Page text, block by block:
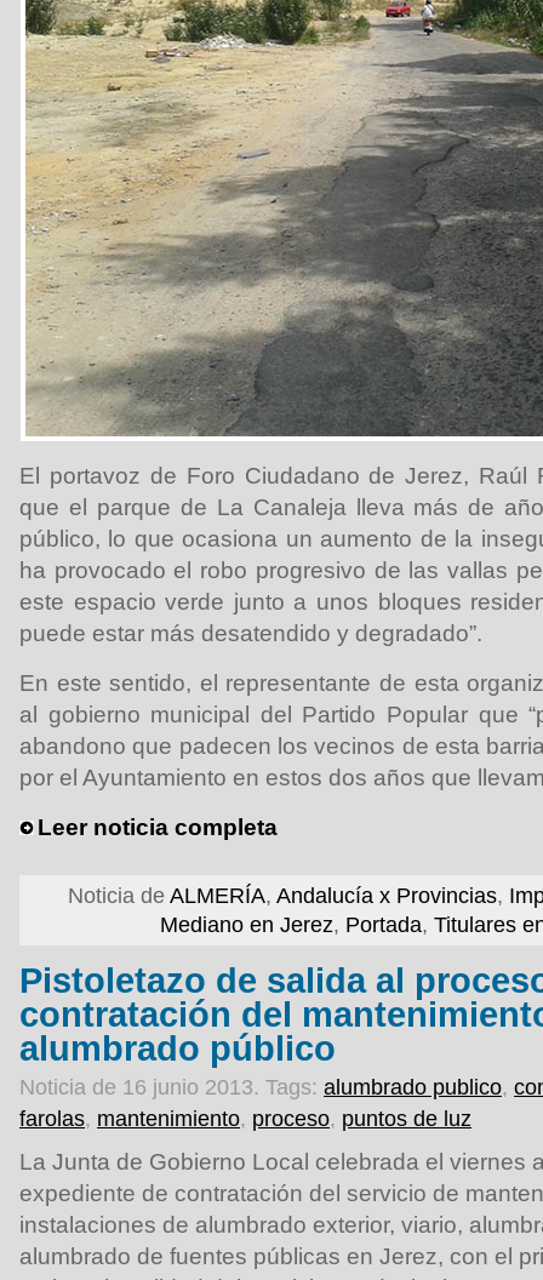
El portavoz de Foro Ciudadano de Jerez, Raúl
que el parque de La Canaleja lleva más de
público, lo que ocasiona un aumento de la
ha provocado el robo progresivo de las vallas
este espacio verde junto a unos bloques
puede estar más desatendido y degradado”.
En este sentido, el representante de esta
al gobierno municipal del Partido Popular que
abandono que padecen los vecinos de esta
por el Ayuntamiento en estos dos años que
Leer noticia completa
Noticia de ALMERÍA, Andalucía x Provincias,
Mediano en Jerez, Portada, Titulares
Pistoletazo de salida al
contratación del
alumbrado público
Noticia de 16 junio 2013. Tags: alumbrado publico,
farolas, mantenimiento, proceso, puntos de luz
La Junta de Gobierno Local celebrada el viernes
expediente de contratación del servicio de
instalaciones de alumbrado exterior, viario,
alumbrado de fuentes públicas en Jerez, con el